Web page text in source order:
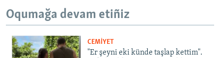
Oqumağa devam etiñiz
CEMİYET
"Er şeyni eki künde taşlap kettim".